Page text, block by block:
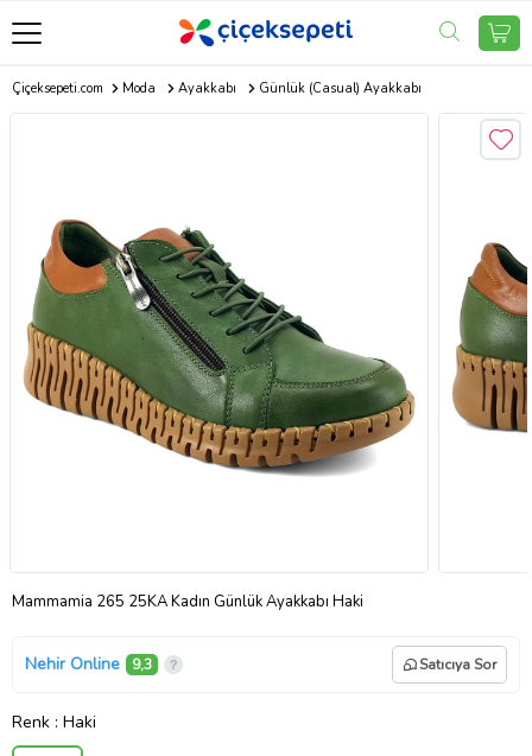
Çiçeksepeti.com Moda Ayakkabı Günlük (Casual) Ayakkabı
Mammamia 265 25KA Kadın Günlük Ayakkabı Haki
Nehir Online 9,3 Satıcıya Sor
Renk : Haki